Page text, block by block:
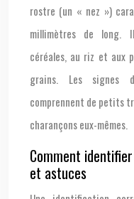
rostre (un « nez »)
millimètres de long.
céréales, au riz et aux
grains. Les signes
comprennent de petits
charançons eux-mêmes.
Comment
et astuces